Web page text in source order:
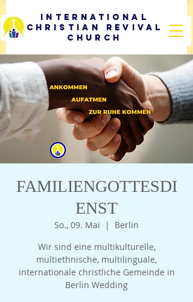
International
Christian Revival
Church
FAMILIENGOTTESDI
ENST
So., 09. Mai
  |
Berlin
Wir sind eine multikulturelle,
multiethnische, multilinguale,
internationale christliche Gemeinde in
Berlin Wedding